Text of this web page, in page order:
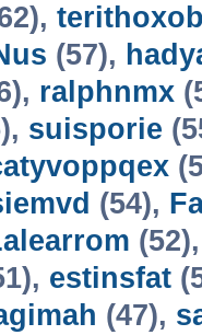
(57),
ralphnmx
suisporie
(54),
estinsfat
(47),